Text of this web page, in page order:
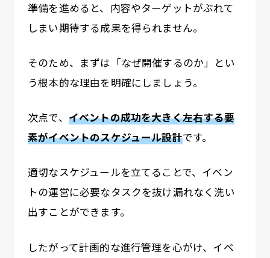
準備を進めると、内容やターゲットがぶれて
しまい期待する成果を得られません。
そのため、まずは「なぜ開催するのか」とい
う根本的な理由を明確にしましょう。
次点で、 イベントの成功を大きく左右する要
素がイベントのスケジュール設計です。
適切なスケジュールを立てることで、イベン
トの運営に必要なタスクを抜け漏れなく洗い
出すことができます。
したがって計画的な進行管理を心がけ、イベ